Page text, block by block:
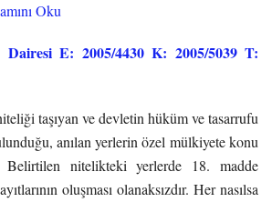
Oku
E: 2005/4430 K: 2005/5039 T:
taşıyan ve devletin hüküm ve tasarrufu
anılan yerlerin özel mülkiyete konu
Belirtilen nitelikteki yerlerde 18. madde
oluşması olanaksızdır. Her nasılsa